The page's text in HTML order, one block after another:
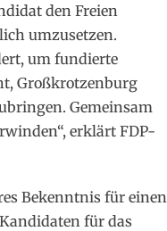
den Freien
umzusetzen.
um fundierte
Großkrotzenburg
Gemeinsam
erklärt FDP-
Bekenntnis für einen
für das